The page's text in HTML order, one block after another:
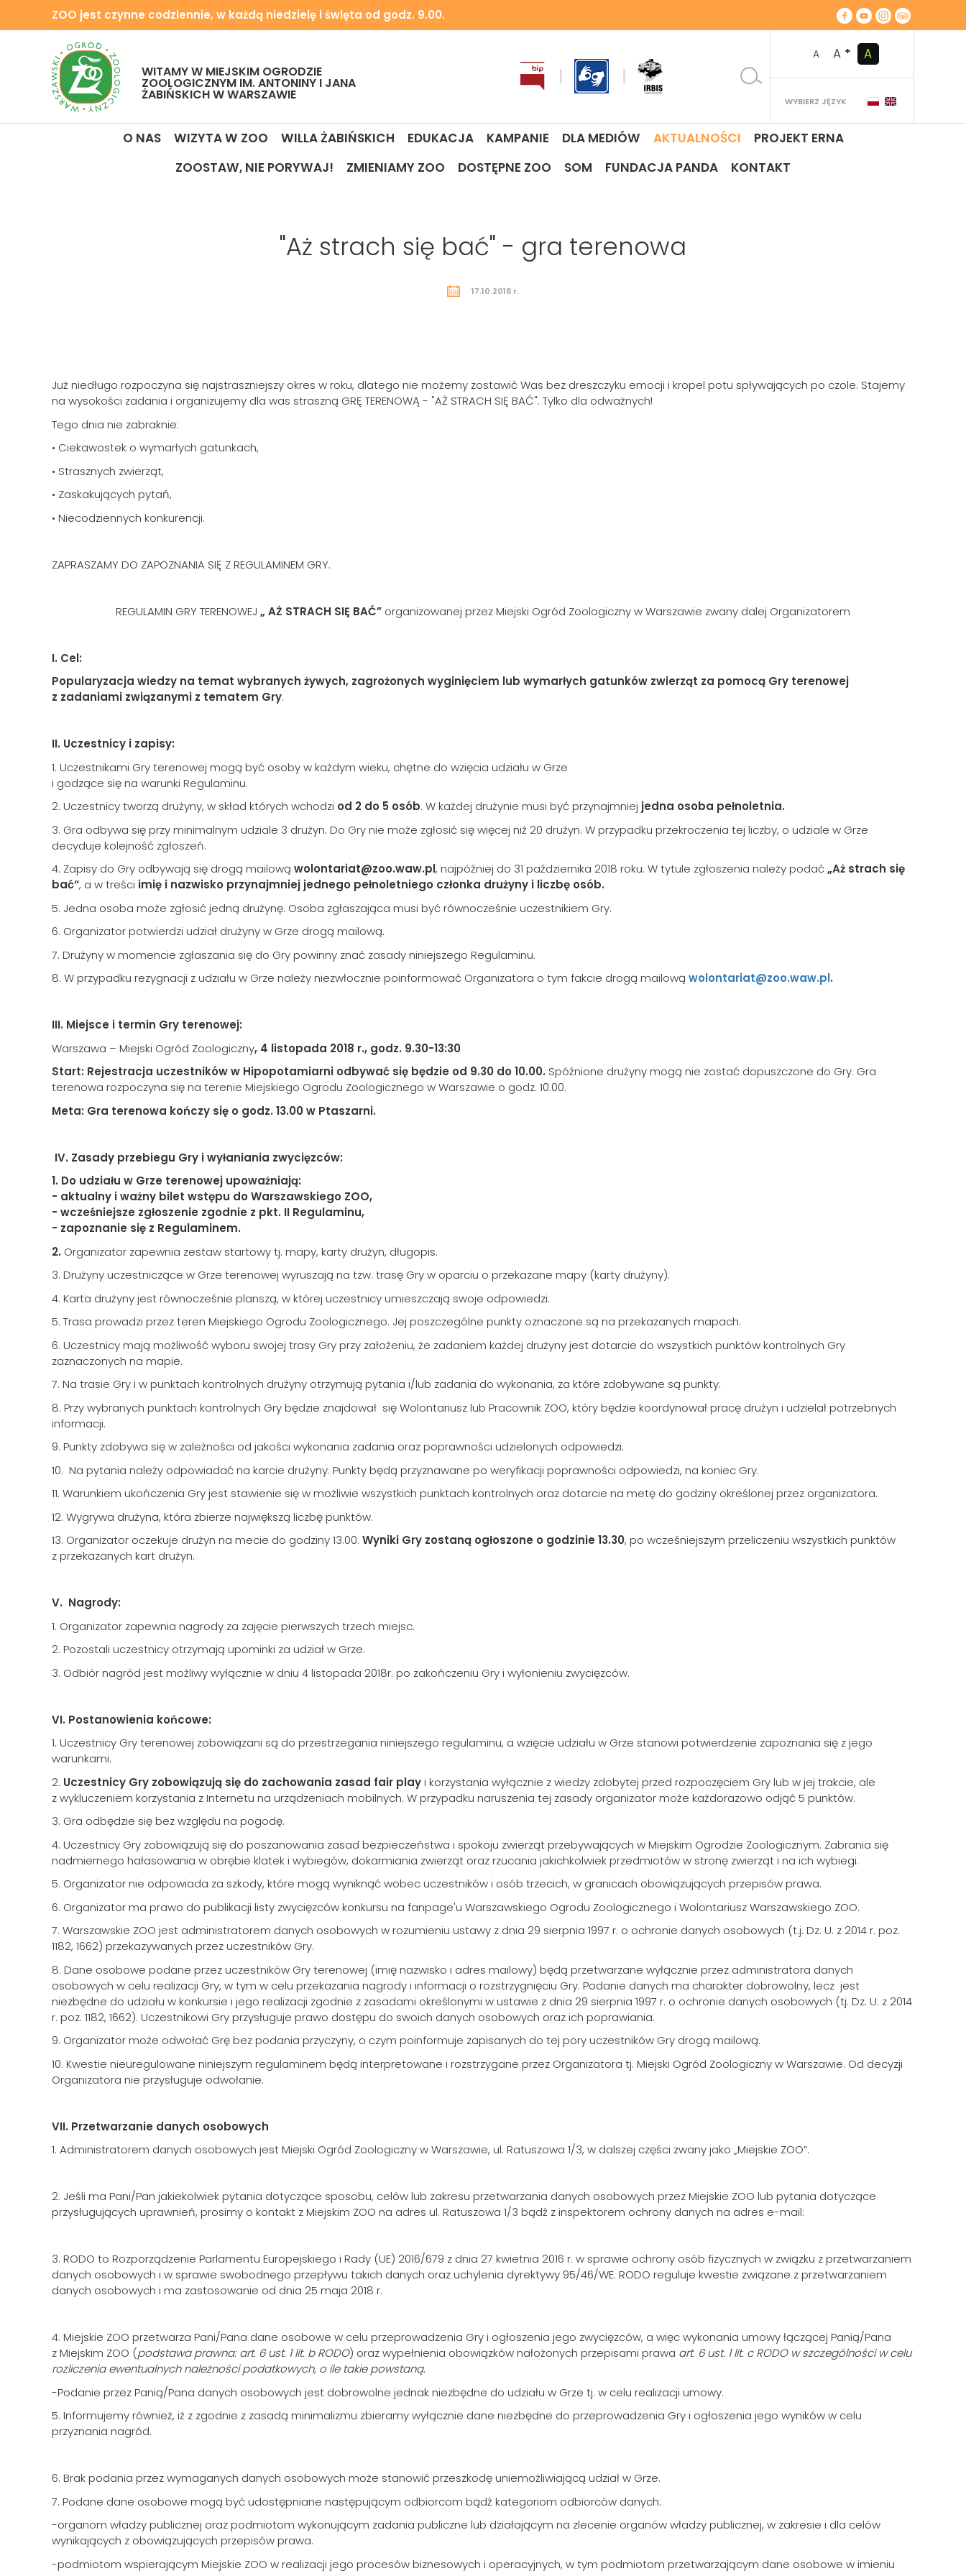
ZOO jest czynne codziennie, w każdą niedzielę i święta od godz. 9.00.
WITAMY W MIEJSKIM OGRODZIE
ZOOLOGICZNYM IM. ANTONINY I JANA
ŻABIŃSKICH W WARSZAWIE
A A + A
WYBIERZ JĘZYK
O NAS WIZYTA W ZOO WILLA ŻABIŃSKICH EDUKACJA KAMPANIE DLA MEDIÓW AKTUALNOŚCI
PROJEKT ERNA
ZOOSTAW, NIE PORYWAJ!
ZMIENIAMY ZOO DOSTĘPNE ZOO SOM FUNDACJA PANDA KONTAKT
"Aż strach się bać" - gra terenowa
17.10.2018 r.
Już niedługo rozpoczyna się najstraszniejszy okres w roku, dlatego nie możemy zostawić Was bez dreszczyku emocji i kropel potu spływających po czole. Stajemy
na wysokości zadania i organizujemy dla was straszną GRĘ TERENOWĄ - "AŻ STRACH SIĘ BAĆ". Tylko dla odważnych!
Tego dnia nie zabraknie:
• Ciekawostek o wymarłych gatunkach,
• Strasznych zwierząt,
• Zaskakujących pytań,
• Niecodziennych konkurencji.
ZAPRASZAMY DO ZAPOZNANIA SIĘ Z REGULAMINEM GRY.
REGULAMIN GRY TERENOWEJ „ AŻ STRACH SIĘ BAĆ” organizowanej przez Miejski Ogród Zoologiczny w Warszawie zwany dalej Organizatorem
I. Cel:
Popularyzacja wiedzy na temat wybranych żywych, zagrożonych wyginięciem lub wymarłych gatunków zwierząt za pomocą Gry terenowej
z zadaniami związanymi z tematem Gry.
II. Uczestnicy i zapisy:
1. Uczestnikami Gry terenowej mogą być osoby w każdym wieku, chętne do wzięcia udziału w Grze
i godzące się na warunki Regulaminu.
2. Uczestnicy tworzą drużyny, w skład których wchodzi od 2 do 5 osób. W każdej drużynie musi być przynajmniej jedna osoba pełnoletnia.
3. Gra odbywa się przy minimalnym udziale 3 drużyn. Do Gry nie może zgłosić się więcej niż 20 drużyn. W przypadku przekroczenia tej liczby, o udziale w Grze
decyduje kolejność zgłoszeń.
4. Zapisy do Gry odbywają się drogą mailową wolontariat@zoo.waw.pl, najpóźniej do 31 października 2018 roku. W tytule zgłoszenia należy podać„Aż strach się
bać“, a w treści imię i nazwisko przynajmniej jednego pełnoletniego członka drużyny i liczbę osób.
5. Jedna osoba może zgłosić jedną drużynę. Osoba zgłaszająca musi być równocześnie uczestnikiem Gry.
6. Organizator potwierdzi udział drużyny w Grze drogą mailową.
7. Drużyny w momencie zgłaszania się do Gry powinny znać zasady niniejszego Regulaminu.
8. W przypadku rezygnacji z udziału w Grze należy niezwłocznie poinformować Organizatora o tym fakcie drogą mailową wolontariat@zoo.waw.pl.
III. Miejsce i termin Gry terenowej:
Warszawa – Miejski Ogród Zoologiczny, 4 listopada 2018 r., godz. 9.30-13:30
Start: Rejestracja uczestników w Hipopotamiarni odbywać się będzie od 9.30 do 10.00. Spóźnione drużyny mogą nie zostać dopuszczone do Gry. Gra
terenowa rozpoczyna się na terenie Miejskiego Ogrodu Zoologicznego w Warszawie o godz. 10.00.
Meta: Gra terenowa kończy się o godz. 13.00 w Ptaszarni.
IV. Zasady przebiegu Gry i wyłaniania zwycięzców:
1. Do udziału w Grze terenowej upoważniają:
- aktualny i ważny bilet wstępu do Warszawskiego ZOO,
- wcześniejsze zgłoszenie zgodnie z pkt. II Regulaminu,
- zapoznanie się z Regulaminem.
2. Organizator zapewnia zestaw startowy tj. mapy, karty drużyn, długopis.
3. Drużyny uczestniczące w Grze terenowej wyruszają na tzw. trasę Gry w oparciu o przekazane mapy (karty drużyny).
4. Karta drużyny jest równocześnie planszą, w której uczestnicy umieszczają swoje odpowiedzi.
5. Trasa prowadzi przez teren Miejskiego Ogrodu Zoologicznego. Jej poszczególne punkty oznaczone są na przekazanych mapach.
6. Uczestnicy mają możliwość wyboru swojej trasy Gry przy założeniu, że zadaniem każdej drużyny jest dotarcie do wszystkich punktów kontrolnych Gry
zaznaczonych na mapie.
7. Na trasie Gry i w punktach kontrolnych drużyny otrzymują pytania i/lub zadania do wykonania, za które zdobywane są punkty.
8. Przy wybranych punktach kontrolnych Gry będzie znajdował się Wolontariusz lub Pracownik ZOO, który będzie koordynował pracę drużyn i udzielał potrzebnych
informacji.
9. Punkty zdobywa się w zależności od jakości wykonania zadania oraz poprawności udzielonych odpowiedzi.
10. Na pytania należy odpowiadać na karcie drużyny. Punkty będą przyznawane po weryfikacji poprawności odpowiedzi, na koniec Gry.
11. Warunkiem ukończenia Gry jest stawienie się w możliwie wszystkich punktach kontrolnych oraz dotarcie na metę do godziny określonej przez organizatora.
12. Wygrywa drużyna, która zbierze największą liczbę punktów.
13. Organizator oczekuje drużyn na mecie do godziny 13.00. Wyniki Gry zostaną ogłoszone o godzinie 13.30, po wcześniejszym przeliczeniu wszystkich punktów
z przekazanych kart drużyn.
V. Nagrody:
1. Organizator zapewnia nagrody za zajęcie pierwszych trzech miejsc.
2. Pozostali uczestnicy otrzymają upominki za udział w Grze.
3. Odbiór nagród jest możliwy wyłącznie w dniu 4 listopada 2018r. po zakończeniu Gry i wyłonieniu zwycięzców.
VI. Postanowienia końcowe:
1. Uczestnicy Gry terenowej zobowiązani są do przestrzegania niniejszego regulaminu, a wzięcie udziału w Grze stanowi potwierdzenie zapoznania się z jego
warunkami.
2. Uczestnicy Gry zobowiązują się do zachowania zasad fair playi korzystania wyłącznie z wiedzy zdobytej przed rozpoczęciem Gry lub w jej trakcie, ale
z wykluczeniem korzystania z Internetu na urządzeniach mobilnych. W przypadku naruszenia tej zasady organizator może każdorazowo odjąć 5 punktów.
3. Gra odbędzie się bez względu na pogodę.
4. Uczestnicy Gry zobowiązują się do poszanowania zasad bezpieczeństwa i spokoju zwierząt przebywających w Miejskim Ogrodzie Zoologicznym. Zabrania się
nadmiernego hałasowania w obrębie klatek i wybiegów, dokarmiania zwierząt oraz rzucania jakichkolwiek przedmiotów w stronę zwierząt i na ich wybiegi.
5. Organizator nie odpowiada za szkody, które mogą wyniknąć wobec uczestników i osób trzecich, w granicach obowiązujących przepisów prawa.
6. Organizator ma prawo do publikacji listy zwycięzców konkursu na fanpage'u Warszawskiego Ogrodu Zoologicznego i Wolontariusz Warszawskiego ZOO.
7. Warszawskie ZOO jest administratorem danych osobowych w rozumieniu ustawy z dnia 29 sierpnia 1997 r. o ochronie danych osobowych (t.j. Dz. U. z 2014 r. poz.
1182, 1662) przekazywanych przez uczestników Gry.
8. Dane osobowe podane przez uczestników Gry terenowej (imię nazwisko i adres mailowy) będą przetwarzane wyłącznie przez administratora danych
osobowych w celu realizacji Gry, w tym w celu przekazania nagrody i informacji o rozstrzygnięciu Gry. Podanie danych ma charakter dobrowolny, lecz jest
niezbędne do udziału w konkursie i jego realizacji zgodnie z zasadami określonymi w ustawie z dnia 29 sierpnia 1997 r. o ochronie danych osobowych (tj. Dz. U. z 2014
r. poz. 1182, 1662). Uczestnikowi Gry przysługuje prawo dostępu do swoich danych osobowych oraz ich poprawiania.
9. Organizator może odwołać Grę bez podania przyczyny, o czym poinformuje zapisanych do tej pory uczestników Gry drogą mailową.
10. Kwestie nieuregulowane niniejszym regulaminem będą interpretowane i rozstrzygane przez Organizatora tj. Miejski Ogród Zoologiczny w Warszawie. Od decyzji
Organizatora nie przysługuje odwołanie.
VII. Przetwarzanie danych osobowych
1. Administratorem danych osobowych jest Miejski Ogród Zoologiczny w Warszawie, ul. Ratuszowa 1/3, w dalszej części zwany jako „Miejskie ZOO”.
2. Jeśli ma Pani/Pan jakiekolwiek pytania dotyczące sposobu, celów lub zakresu przetwarzania danych osobowych przez Miejskie ZOO lub pytania dotyczące
przysługujących uprawnień, prosimy o kontakt z Miejskim ZOO na adres ul. Ratuszowa 1/3 bądź z inspektorem ochrony danych na adres e-mail:
3. RODO to Rozporządzenie Parlamentu Europejskiego i Rady (UE) 2016/679 z dnia 27 kwietnia 2016 r. w sprawie ochrony osób fizycznych w związku z przetwarzaniem
danych osobowych i w sprawie swobodnego przepływu takich danych oraz uchylenia dyrektywy 95/46/WE. RODO reguluje kwestie związane z przetwarzaniem
danych osobowych i ma zastosowanie od dnia 25 maja 2018 r.
4. Miejskie ZOO przetwarza Pani/Pana dane osobowe w celu przeprowadzenia Gry i ogłoszenia jego zwycięzców, a więc wykonania umowy łączącej Panią/Pana
z Miejskim ZOO (podstawa prawna: art. 6 ust. 1 lit. b RODO) oraz wypełnienia obowiązków nałożonych przepisami prawa art. 6 ust. 1 lit. c RODO w szczególności w celu
rozliczenia ewentualnych należności podatkowych, o ile takie powstaną.
-Podanie przez Panią/Pana danych osobowych jest dobrowolne jednak niezbędne do udziału w Grze tj. w celu realizacji umowy.
5. Informujemy również, iż z zgodnie z zasadą minimalizmu zbieramy wyłącznie dane niezbędne do przeprowadzenia Gry i ogłoszenia jego wyników w celu
przyznania nagród.
6. Brak podania przez wymaganych danych osobowych może stanowić przeszkodę uniemożliwiającą udział w Grze.
7. Podane dane osobowe mogą być udostępniane następującym odbiorcom bądź kategoriom odbiorców danych:
-organom władzy publicznej oraz podmiotom wykonującym zadania publiczne lub działającym na zlecenie organów władzy publicznej, w zakresie i dla celów
wynikających z obowiązujących przepisów prawa.
-podmiotom wspierającym Miejskie ZOO w realizacji jego procesów biznesowych i operacyjnych, w tym podmiotom przetwarzającym dane osobowe w imieniu